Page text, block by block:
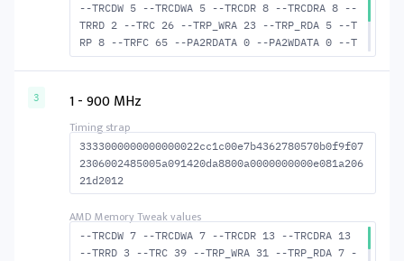
--TRCDW 5 --TRCDWA 5 --TRCDR 8 --TRCDRA 8 --
TRRD 2 --TRC 26 --TRP_WRA 23 --TRP_RDA 5 --T
RP 8 --TRFC 65 --PA2RDATA 0 --PA2WDATA 0 --T
FAW 2 --TCRCRL 1 --TCRCWL 4 --TFAW32 3 --ACT
--RAS2RAS 65 --RP 21 --WRPLUSRP 24 --BUS_TUR
3 1 - 900 MHz
3333000000000000022cc1c00e7b4362780570b0f9f07
2306002485005a091420da8800a0000000000e081a206
21d2012
--TRCDW 7 --TRCDWA 7 --TRCDR 13 --TRCDRA 13
--TRRD 3 --TRC 39 --TRP_WRA 31 --TRP_RDA 7 -